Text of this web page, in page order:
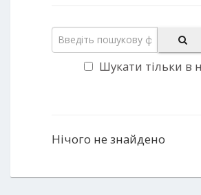
Шукати тільки в
Нічого не знайдено